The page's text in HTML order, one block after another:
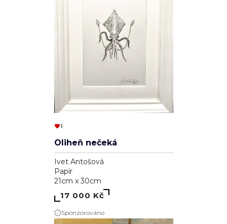
1
Oliheň nečeká
Ivet Antošová
Papír
21cm x 30cm
17 000 Kč
Sponzorováno